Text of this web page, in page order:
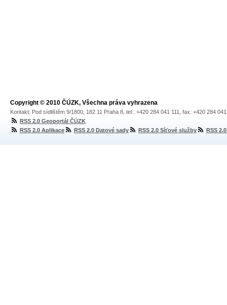
Copyright © 2010 ČÚZK, Všechna práva vyhrazena
Kontakt: Pod sídlištěm 9/1800, 182 11 Praha 8, tel.: +420 284 041 111, fax: +420 284
RSS 2.0 Geoportál ČÚZK
RSS 2.0 Aplikace
RSS 2.0 Datové sady RSS 2.0 Síťové služby RSS